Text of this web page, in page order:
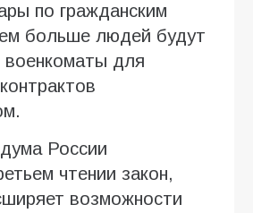
по гражданским
больше людей будут
военкоматы для
России
чтении закон,
возможности